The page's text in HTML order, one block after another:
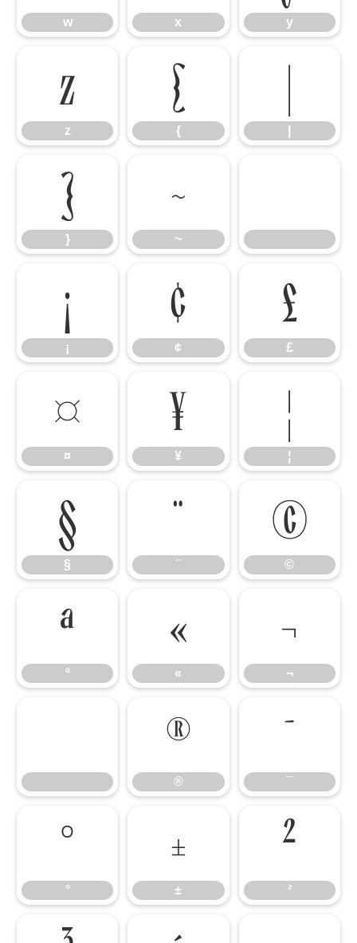
w x y
z
z
{
{
|
}
}
~
~
¡
¡
¢
¢
£
£
¤
¤
¥
¥
¦
¦
§
§
¨
¨
©
©
ª
ª
«
«
¬
¬
®
®
¯
¯
°
°
±
±
²
²